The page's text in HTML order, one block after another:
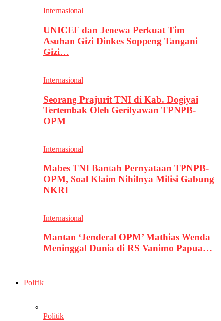
Internasional
UNICEF dan Jenewa Perkuat Tim
Asuhan Gizi Dinkes Soppeng Tangani
Gizi…
Internasional
Seorang Prajurit TNI di Kab. Dogiyai
Tertembak Oleh Gerilyawan TPNPB-
OPM
Internasional
Mabes TNI Bantah Pernyataan TPNPB-
OPM, Soal Klaim Nihilnya Milisi Gabung
NKRI
Internasional
Mantan ‘Jenderal OPM’ Mathias Wenda
Meninggal Dunia di RS Vanimo Papua…
Politik
Politik